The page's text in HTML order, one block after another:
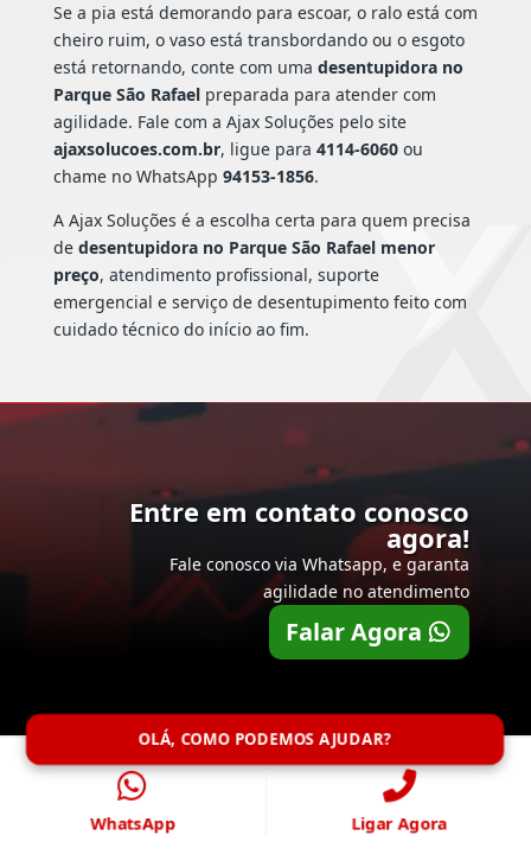
Se a pia está demorando para escoar, o ralo está com
cheiro ruim, o vaso está transbordando ou o esgoto
está retornando, conte com uma desentupidora no
Parque São Rafaelpreparada para atender com
agilidade. Fale com a Ajax Soluções pelo site
ajaxsolucoes.com.br, ligue para 4114-6060ou
chame no WhatsApp 94153-1856.
A Ajax Soluções é a escolha certa para quem precisa
de desentupidora no Parque São Rafael menor
preço, atendimento profissional, suporte
emergencial e serviço de desentupimento feito com
cuidado técnico do início ao fim.
Entre em contato conosco
agora!
Fale conosco via Whatsapp, e garanta
agilidade no atendimento
Falar Agora
OLÁ, COMO PODEMOS AJUDAR?
WhatsApp Ligar Agora